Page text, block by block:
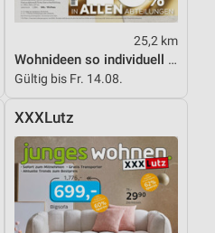
25,2 km
Wohnideen so individuell wie du!
Gültig bis Fr. 14.08.
XXXLutz